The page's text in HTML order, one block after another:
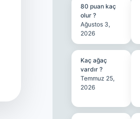
80 puan kaç
olur ?
Ağustos 3,
2026
Kaç ağaç
vardır ?
Temmuz 25,
2026